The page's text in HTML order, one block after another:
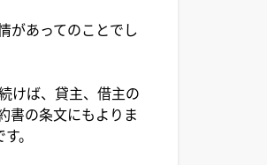
があってのことでし
けば、貸主、借主の
書の条文にもよりま
。